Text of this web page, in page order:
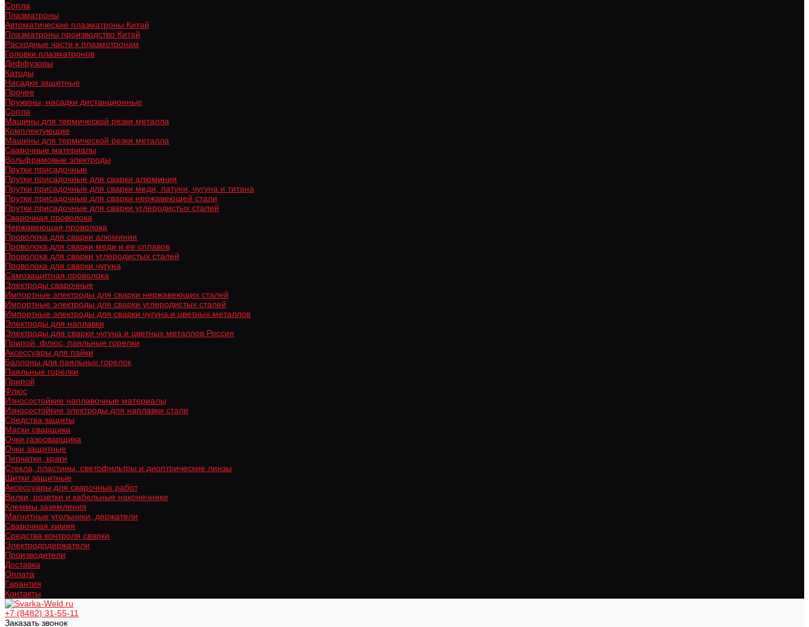
Сопла
Плазматроны
Автоматические плазматроны Китай
Плазматроны производство Китай
Расходные части к плазмотронам
Головки плазматронов
Диффузоры
Катоды
Насадки защитные
Прочее
Пружины, насадки дистанционные
Сопла
Машины для термической резки металла
Комплектующие
Машины для термической резки металла
Сварочные материалы
Вольфрамовые электроды
Прутки присадочные
Прутки присадочные для сварки алюминия
Прутки присадочные для сварки меди, латуни, чугуна и титана
Прутки присадочные для сварки нержавеющей стали
Прутки присадочные для сварки углеродистых сталей
Сварочная проволока
Нержавеющая проволока
Проволока для сварки алюминия
Проволока для сварки меди и ее сплавов
Проволока для сварки углеродистых сталей
Проволока для сварки чугуна
Самозащитная проволока
Электроды сварочные
Импортные электроды для сварки нержавеющих сталей
Импортные электроды для сварки углеродистых сталей
Импортные электроды для сварки чугуна и цветных металлов
Электроды для наплавки
Электроды для сварки чугуна и цветных металлов Россия
Припой, флюс, паяльные горелки
Аксессуары для пайки
Баллоны для паяльных горелок
Паяльные горелки
Припой
Флюс
Износостойкие наплавочные материалы
Износостойкие электроды для наплавки стали
Средства защиты
Маски сварщика
Очки газосварщика
Очки защитные
Перчатки, краги
Стекла, пластины, светофильтры и диоптрические линзы
Щитки защитные
Аксессуары для сварочных работ
Вилки, розетки и кабельные наконечники
Клеммы заземления
Магнитные угольники, держатели
Сварочная химия
Средства контроля сварки
Электрододержатели
Производители
Доставка
Оплата
Гарантия
Контакты
+7 (8482) 31-55-11
Заказать звонок